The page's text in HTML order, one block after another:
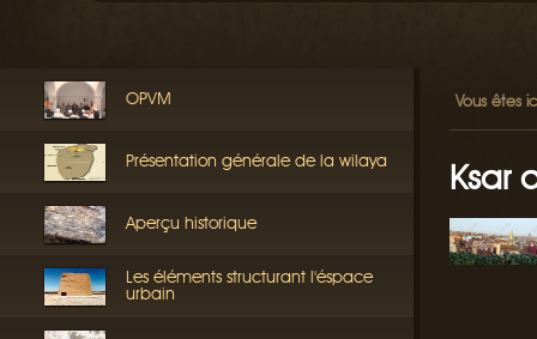
OPVM
Présentation générale de la wilaya
Aperçu historique
Les éléments structurant l'éspace
urbain
Vous êtes
Ksar